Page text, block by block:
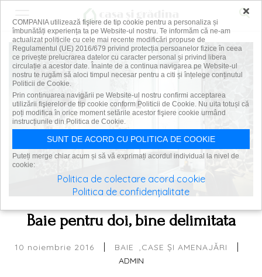
Baie pentru doi, bine delimitata
10 noiembrie 2016 BAIE CASE ȘI AMENAJĂRI
ADMIN
×
COMPANIA utilizează fişiere de tip cookie pentru a personaliza și
îmbunătăți experiența ta pe Website-ul nostru. Te informăm că ne-am
actualizat politicile cu cele mai recente modificări propuse de
Regulamentul (UE) 2016/679 privind protecția persoanelor fizice în ceea
ce privește prelucrarea datelor cu caracter personal și privind libera
circulație a acestor date. Înainte de a continua navigarea pe Website-ul
nostru te rugăm să aloci timpul necesar pentru a citi și înțelege conținutul
Politicii de Cookie.
Prin continuarea navigării pe Website-ul nostru confirmi acceptarea
utilizării fişierelor de tip cookie conform Politicii de Cookie. Nu uita totuși că
poți modifica în orice moment setările acestor fişiere cookie urmând
instrucțiunile din Politica de Cookie.
SUNT DE ACORD CU POLITICA DE COOKIE
Puteți merge chiar acum și să vă exprimați acordul individual la nivel de
cookie:
Politica de colectare acord cookie
Politica de confidențialitate